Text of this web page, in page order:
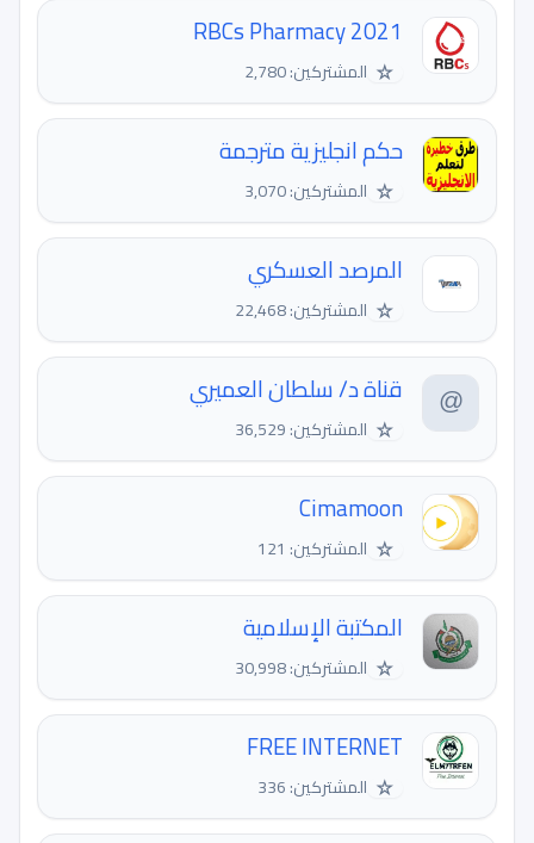
RBCs Pharmacy 2021
☆ المشتركين: 2,780
حكم انجليزية مترجمة
☆ المشتركين: 3,070
المرصد العسكري
☆ المشتركين: 22,468
قناة د/ سلطان العميري
☆ المشتركين: 36,529
Cimamoon
☆ المشتركين: 121
المكتبة الإسلامية
☆ المشتركين: 30,998
FREE INTERNET
☆ المشتركين: 336